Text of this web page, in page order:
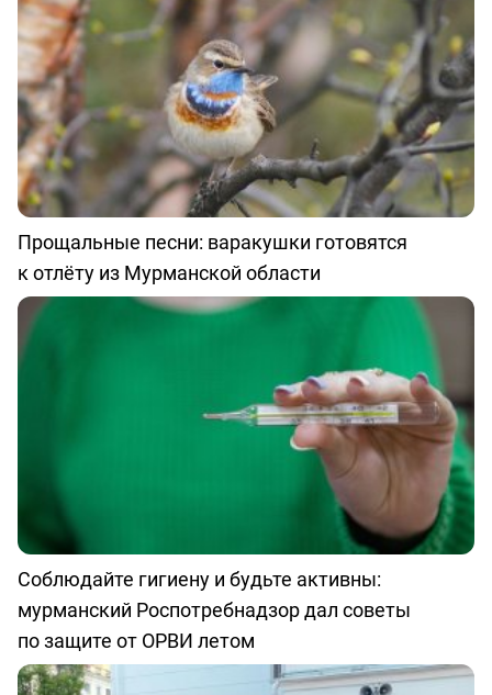
Прощальные песни: варакушки готовятся
к отлёту из Мурманской области
Соблюдайте гигиену и будьте активны:
мурманский Роспотребнадзор дал советы
по защите от ОРВИ летом